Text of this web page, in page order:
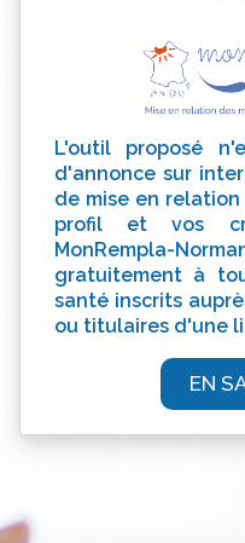
L'outil proposé
d'annonce sur
de mise en
profil et vos
MonRempla-
gratuitement à
santé inscrits
ou titulaires d'une
EN